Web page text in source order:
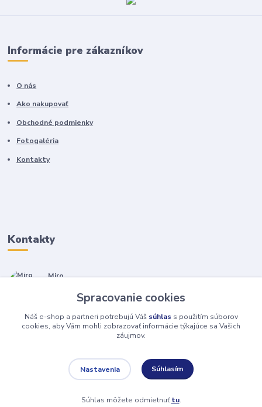
Informácie pre zákazníkov
O nás
Ako nakupovať
Obchodné podmienky
Fotogaléria
Kontakty
Kontakty
Miro
(Po-Pia, 7-17 hod.)
isopneumatiky@isopneumatiky.sk
Vytvorené na Eshop-rychlo.sk
Spracovanie cookies
Náš e-shop a partneri potrebujú Váš súhlas s použitím súborov
cookies, aby Vám mohli zobrazovať informácie týkajúce sa Vašich
záujmov.
Nastavenia Súhlasím
Súhlas môžete odmietnuťtu.